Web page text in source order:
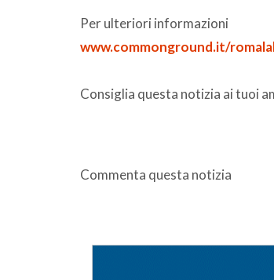
Per ulteriori informazioni
www.commonground.it/
Consiglia questa notizia ai tuoi
Commenta questa notizia